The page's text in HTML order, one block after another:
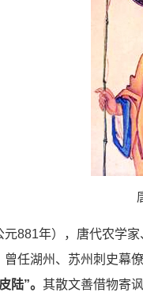
元881年），唐代农学
任湖州、苏州刺史幕
陆”。 其散文善借物寄